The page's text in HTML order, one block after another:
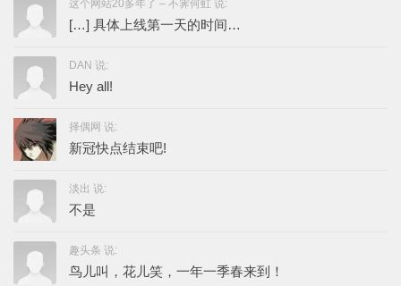
这个网站20多年了 – 不霁何虹 说:
[…] 具体上线第一天的时间…
DAN 说:
Hey all!
择偶网 说:
新冠快点结束吧!
淡出 说:
不是
趣头条 说:
鸟儿叫，花儿笑，一年一季春来到！